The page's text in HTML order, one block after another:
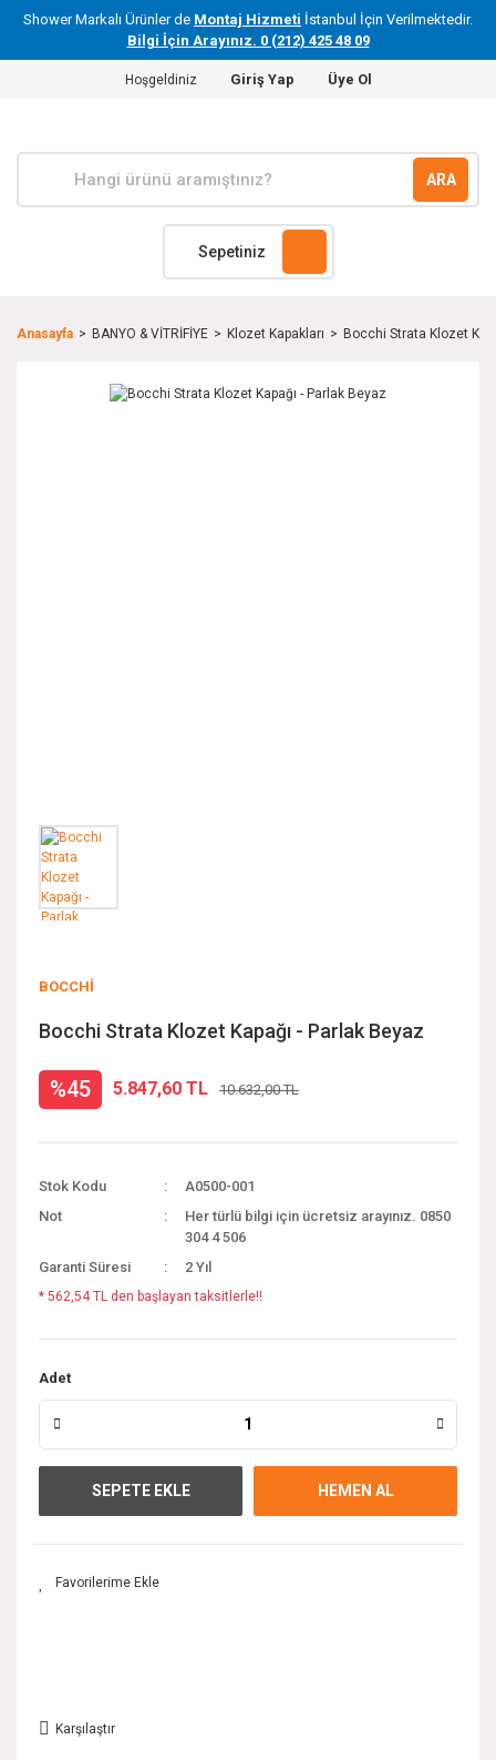
Shower Markalı Ürünler de Montaj Hizmeti İstanbul İçin Verilmektedir.
Bilgi İçin Arayınız. 0 (212) 425 48 09
Hoşgeldiniz Giriş Yap Üye Ol
ARA
Sepetiniz
Anasayfa BANYO & VİTRİFİYE Klozet Kapakları Bocchi Strata Klozet
BOCCHI
Bocchi Strata Klozet Kapağı - Parlak Beyaz
%45 5.847,60 TL 10.632,00 TL
Stok Kodu
A0500-001
Not
Her türlü bilgi için ücretsiz arayınız. 0850
304 4 506
Garanti Süresi
2 Yıl
* 562,54 TL den başlayan taksitlerle!!
Adet
SEPETE EKLE HEMEN AL
Karşılaştır